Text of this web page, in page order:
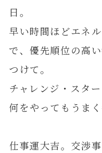
日。
早い時間ほどエネ
で、優先順位の高
つけて。
チャレンジ・スタ
何をやってもうまく
仕事運大吉。交渉